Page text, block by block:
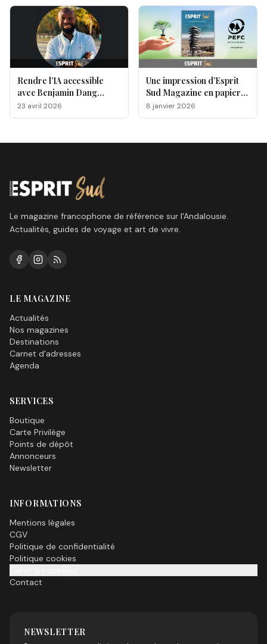
Rendre l’IA accessible
avec Benjamin Dang
Ntang
23 avril 2026
Une impression d’Esprit
Sud Magazine en papier
écologique certifié PEFC !
8 janvier 2026
Le magazine francophone de référence sur l'Andalousie.
Actualités, guides de voyage et art de vivre.
LE MAGAZINE
Actualités
Nos magazines
Destinations
Carnet d'adresses
Agenda
SERVICES
Boutique
Carte Privilège
Points de dépôt
Annonceurs
Newsletter
INFORMATIONS
Mentions légales
CGV
Politique de confidentialité
Politique cookies
Contact
NEWSLETTER